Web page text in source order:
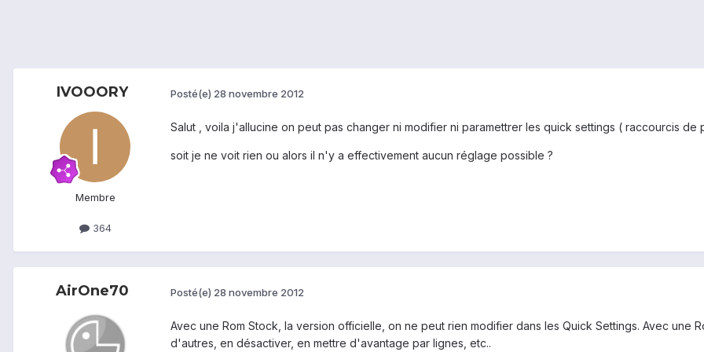
IVOOORY
Membre
364
Posté(e) 28 novembre 2012
Salut , voila j'allucine on peut pas changer ni modifier ni paramettrer les quick settings ( raccourcis
soit je ne voit rien ou alors il n'y a effectivement aucun réglage possible ?
AirOne70 Posté(e) 28 novembre 2012
Avec une Rom Stock, la version officielle, on ne peut rien modifier dans les Quick Settings. Avec une
d'autres, en désactiver, en mettre d'avantage par lignes, etc..